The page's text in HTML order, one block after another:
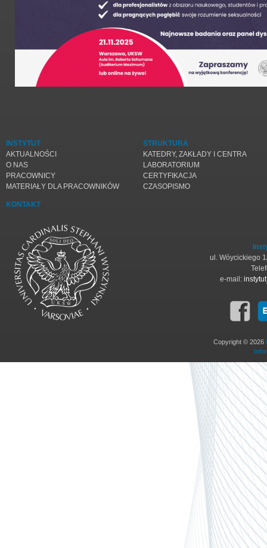
INSTYTUT
AKTUALNOŚCI
O NAS
PRACOWNICY
MATERIAŁY DLA PRACOWNIKÓW
KONTAKT
STRUKTURA
KATEDRY, ZAKŁADY I CENTRA
LABORATORIUM
CERTYFIKACJA
CZASOPISMO
ul. Wóycickiego
e-mail:
Copyright © 2026